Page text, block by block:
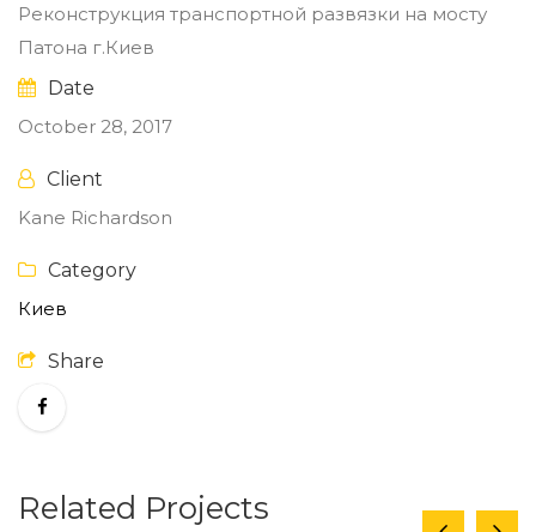
Реконструкция транспортной развязки на мосту
Патона г.Киев
Date
October 28, 2017
Client
Kane Richardson
Category
Киев
Share
Related Projects